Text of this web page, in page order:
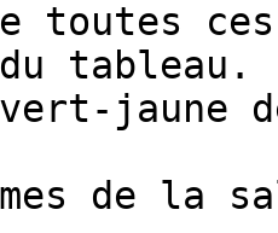
toutes
du
jaune
de la